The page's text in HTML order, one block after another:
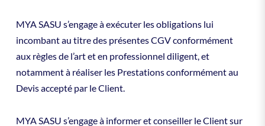
MYA SASU s’engage à exécuter les obligations lui
incombant au titre des présentes CGV conformément
aux règles de l’art et en professionnel diligent, et
notamment à réaliser les Prestations conformément au
Devis accepté par le Client.
MYA SASU s’engage à informer et conseiller le Client sur